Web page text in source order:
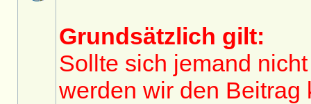
Grundsätzlich gilt:
Sollte sich jemand
werden wir den Beitrag